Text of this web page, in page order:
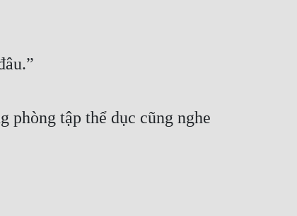
tập thể dục cũng nghe